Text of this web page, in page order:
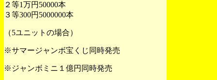
２等1万円50000本
３等300円5000000本
（5ユニットの場合）
※サマージャンボ宝くじ同時発売
※ジャンボミニ１億円同時発売